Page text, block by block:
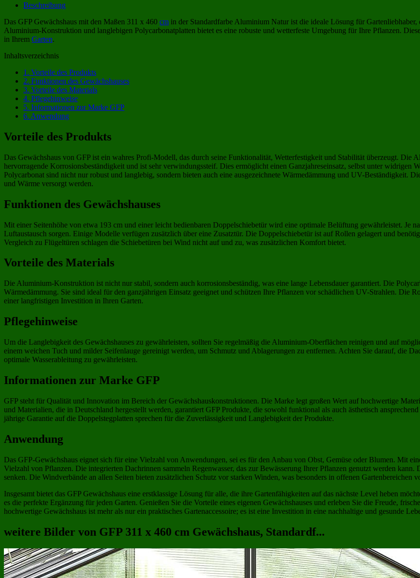
Beschreibung
Das GFP Gewächshaus mit den Maßen 311 x 460 cm in der Standardfarbe Aluminium Natur ist die ideale Lösung für
Aluminium-Konstruktion und langlebigen Polycarbonatplatten bietet es eine robuste und wetterfeste Umgebung für Ihre Pflanzen.
in Ihrem Garten.
Inhaltsverzeichnis
1. Vorteile des Produkts
2. Funktionen des Gewächshauses
3. Vorteile des Materials
4. Pflegehinweise
5. Informationen zur Marke GFP
6. Anwendung
Vorteile des Produkts
Das Gewächshaus von GFP ist ein wahres Profi-Modell, das durch seine Funktionalität, Wetterfestigkeit und Stabilität überzeugt.
hervorragende Korrosionsbeständigkeit und ist sehr verwindungssteif. Dies ermöglicht einen Ganzjahreseinsatz, selbst unter widrigen
Polycarbonat sind nicht nur robust und langlebig, sondern bieten auch eine ausgezeichnete Wärmedämmung und UV-Beständigkeit.
und Wärme versorgt werden.
Funktionen des Gewächshauses
Mit einer Seitenhöhe von etwa 193 cm und einer leicht bedienbaren Doppelschiebetür wird eine optimale Belüftung gewährleistet. Je
Luftaustausch sorgen. Einige Modelle verfügen zusätzlich über eine Zusatztür. Die Doppelschiebetür ist auf Rollen gelagert und
Vergleich zu Flügeltüren schlagen die Schiebetüren bei Wind nicht auf und zu, was zusätzlichen Komfort bietet.
Vorteile des Materials
Die Aluminium-Konstruktion ist nicht nur stabil, sondern auch korrosionsbeständig, was eine lange Lebensdauer garantiert. Die
Wärmedämmung. Sie sind ideal für den ganzjährigen Einsatz geeignet und schützen Ihre Pflanzen vor schädlichen UV-Strahlen. Die
einer langfristigen Investition in Ihren Garten.
Pflegehinweise
Um die Langlebigkeit des Gewächshauses zu gewährleisten, sollten Sie regelmäßig die Aluminium-Oberflächen reinigen und auf
einem weichen Tuch und milder Seifenlauge gereinigt werden, um Schmutz und Ablagerungen zu entfernen. Achten Sie darauf, die
optimale Wasserableitung zu gewährleisten.
Informationen zur Marke GFP
GFP steht für Qualität und Innovation im Bereich der Gewächshauskonstruktionen. Die Marke legt großen Wert auf hochwertige
und Materialien, die in Deutschland hergestellt werden, garantiert GFP Produkte, die sowohl funktional als auch ästhetisch
jährige Garantie auf die Doppelstegplatten sprechen für die Zuverlässigkeit und Langlebigkeit der Produkte.
Anwendung
Das GFP-Gewächshaus eignet sich für eine Vielzahl von Anwendungen, sei es für den Anbau von Obst, Gemüse oder Blumen. Mit
Vielzahl von Pflanzen. Die integrierten Dachrinnen sammeln Regenwasser, das zur Bewässerung Ihrer Pflanzen genutzt werden
senken. Die Windverbände an allen Seiten bieten zusätzlichen Schutz vor starken Winden, was besonders in offenen Gartenbereichen
Insgesamt bietet das GFP Gewächshaus eine erstklassige Lösung für alle, die ihre Gartenfähigkeiten auf das nächste Level heben
es die perfekte Ergänzung für jeden Garten. Genießen Sie die Vorteile eines eigenen Gewächshauses und erleben Sie die Freude,
hochwertige Gewächshaus ist mehr als nur ein praktisches Gartenaccessoire; es ist eine Investition in eine nachhaltige und gesunde
weitere Bilder von GFP 311 x 460 cm Gewächshaus, Standardf...